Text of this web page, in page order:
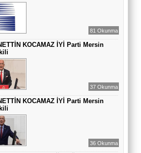
VAHAP DABAKAN Pirincin Taşları
Kurdaki baskılanmanın ekonomideki
etkileri!
81 Okunma
KOCAMAZ İYİ Parti Mersin
37 Okunma
KOCAMAZ İYİ Parti Mersin
36 Okunma